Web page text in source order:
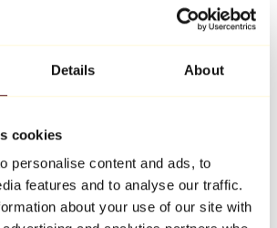
Details About
cookies
personalise content and ads, to
features and to analyse our traffic.
about your use of our site with
Haring
i designer